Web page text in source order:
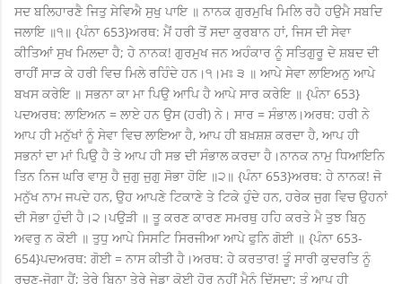
ਸਦ ਬਲਿਹਾਰਣੈ ਜਿਤੁ ਸੇਵਿਐ ਸੁਖੁ ਪਾਇ ॥ ਨਾਨਕ ਗੁਰਮੁਖਿ ਮਿਲਿ ਰਹੈ ਹਉਮੈ ਸਬਦਿ
ਜਲਾਇ ॥੧॥ {ਪੰਨਾ 653}ਅਰਥ: ਮੈਂ ਹਰੀ ਤੋਂ ਸਦਾ ਕੁਰਬਾਨ ਹਾਂ, ਜਿਸ ਦੀ ਸੇਵਾ
ਕੀਤਿਆਂ ਸੁਖ ਮਿਲਦਾ ਹੈ; ਹੇ ਨਾਨਕ! ਗੁਰਮੁਖ ਜਨ ਅਹੰਕਾਰ ਨੂੰ ਸਤਿਗੁਰੂ ਦੇ ਸ਼ਬਦ ਦੀ
ਰਾਹੀਂ ਸਾੜ ਕੇ ਹਰੀ ਵਿਚ ਮਿਲੇ ਰਹਿੰਦੇ ਹਨ।੧।ਮਃ ੩ ॥ ਆਪੇ ਸੇਵਾ ਲਾਇਅਨੁ ਆਪੇ
ਬਖਸ ਕਰੇਇ ॥ ਸਭਨਾ ਕਾ ਮਾ ਪਿਉ ਆਪਿ ਹੈ ਆਪੇ ਸਾਰ ਕਰੇਇ ॥ {ਪੰਨਾ 653}
ਪਦਅਰਥ: ਲਾਇਅਨ = ਲਾਏ ਹਨ ਉਸ (ਹਰੀ) ਨੇ। ਸਾਰ = ਸੰਭਾਲ।ਅਰਥ: ਹਰੀ ਨੇ
ਆਪ ਹੀ ਮਨੁੱਖਾਂ ਨੂੰ ਸੇਵਾ ਵਿਚ ਲਾਇਆ ਹੈ, ਆਪ ਹੀ ਬਖ਼ਸ਼ਸ਼ ਕਰਦਾ ਹੈ, ਆਪ ਹੀ
ਸਭਨਾਂ ਦਾ ਮਾਂ ਪਿਉ ਹੈ ਤੇ ਆਪ ਹੀ ਸਭ ਦੀ ਸੰਭਾਲ ਕਰਦਾ ਹੈ।ਨਾਨਕ ਨਾਮੁ ਧਿਆਇਨਿ
ਤਿਨ ਨਿਜ ਘਰਿ ਵਾਸੁ ਹੈ ਜੁਗੁ ਜੁਗੁ ਸੋਭਾ ਹੋਇ ॥੨॥ {ਪੰਨਾ 653}ਅਰਥ: ਹੇ ਨਾਨਕ! ਜੋ
ਮਨੁੱਖ ਨਾਮ ਜਪਦੇ ਹਨ, ਉਹ ਆਪਣੇ ਟਿਕਾਣੇ ਤੇ ਟਿਕੇ ਹੁੰਦੇ ਹਨ, ਹਰੇਕ ਜੁਗ ਵਿਚ ਉਹਨਾਂ
ਦੀ ਸੋਭਾ ਹੁੰਦੀ ਹੈ।੨।ਪਉੜੀ ॥ ਤੂ ਕਰਣ ਕਾਰਣ ਸਮਰਥੁ ਹਹਿ ਕਰਤੇ ਮੈ ਤੁਝ ਬਿਨੁ
ਅਵਰੁ ਨ ਕੋਈ ॥ ਤੁਧੁ ਆਪੇ ਸਿਸਟਿ ਸਿਰਜੀਆ ਆਪੇ ਫੁਨਿ ਗੋਈ ॥ {ਪੰਨਾ 653-
654}ਪਦਅਰਥ: ਗੋਈ = ਨਾਸ ਕੀਤੀ ਹੈ।ਅਰਥ: ਹੇ ਕਰਤਾਰ! ਤੂੰ ਸਾਰੀ ਕੁਦਰਤਿ ਨੂੰ
ਰਚਣ-ਜੋਗਾ ਹੈਂ; ਤੇਰੇ ਬਿਨਾ ਤੇਰੇ ਜੇਡਾ ਕੋਈ ਹੋਰ ਨਹੀਂ ਮੈਨੂੰ ਦਿੱਸਦਾ; ਤੂੰ ਆਪ ਹੀ